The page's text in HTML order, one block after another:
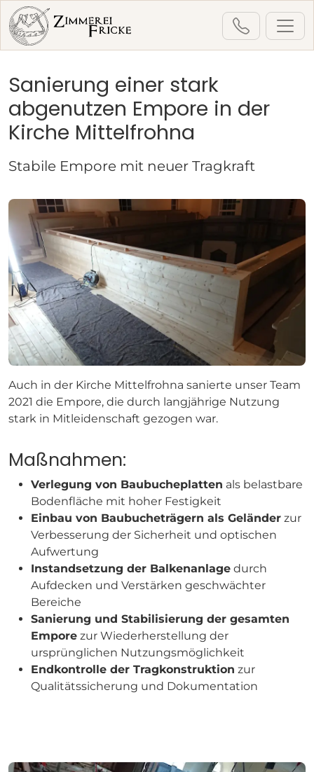
Startseite
Denkmalpflege & Kirchenbau
Emporensanierung
Sanierung einer stark
abgenutzen Empore in der
Kirche Mittelfrohna
Stabile Empore mit neuer Tragkraft
Auch in der Kirche Mittelfrohna sanierte unser Team
2021 die Empore, die durch langjährige Nutzung
stark in Mitleidenschaft gezogen war.
Maßnahmen:
Verlegung von Baubucheplatten als belastbare
Bodenfläche mit hoher Festigkeit
Einbau von Baubucheträgern als Geländer zur
Verbesserung der Sicherheit und optischen
Aufwertung
Instandsetzung der Balkenanlage durch
Aufdecken und Verstärken geschwächter
Bereiche
Sanierung und Stabilisierung der gesamten
Empore zur Wiederherstellung der
ursprünglichen Nutzungsmöglichkeit
Endkontrolle der Tragkonstruktion zur
Qualitätssicherung und Dokumentation